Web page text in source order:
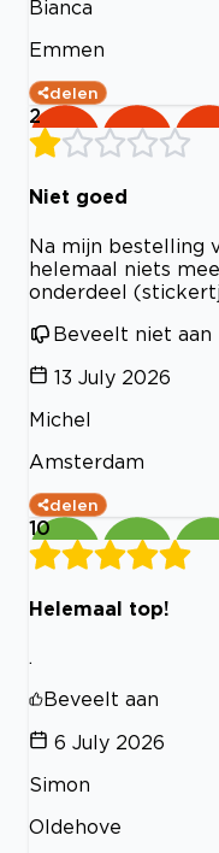
Bianca
Emmen
delen
2
Niet goed
Na mijn bestelling
helemaal niets
onderdeel
Beveelt niet aan
13 July 2026
Michel
Amsterdam
delen
10
Helemaal top!
.
Beveelt aan
6 July 2026
Simon
Oldehove